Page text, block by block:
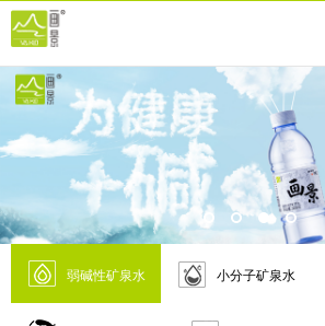
弱碱性矿泉水 小分子矿泉水